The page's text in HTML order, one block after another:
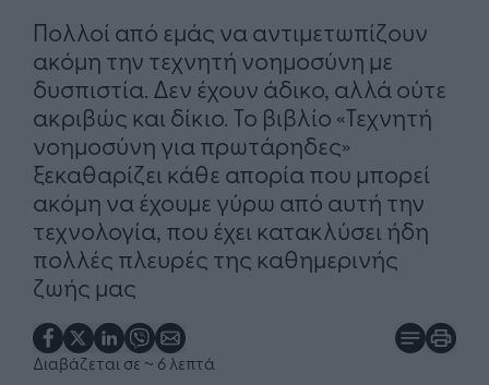
Πολλοί από εμάς να αντιμετωπίζουν
ακόμη την τεχνητή νοημοσύνη με
δυσπιστία. Δεν έχουν άδικο, αλλά ούτε
ακριβώς και δίκιο. Το βιβλίο «Τεχνητή
νοημοσύνη για πρωτάρηδες»
ξεκαθαρίζει κάθε απορία που μπορεί
ακόμη να έχουμε γύρω από αυτή την
τεχνολογία, που έχει κατακλύσει ήδη
πολλές πλευρές της καθημερινής
ζωής μας
Διαβάζεται σε ~ 6 λεπτά